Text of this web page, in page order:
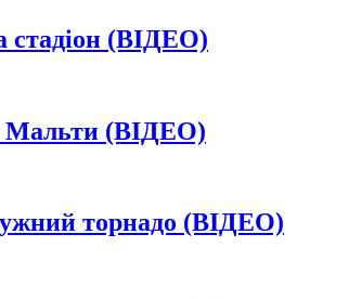
стадіон (ВІДЕО)
Мальти (ВІДЕО)
торнадо (ВІДЕО)